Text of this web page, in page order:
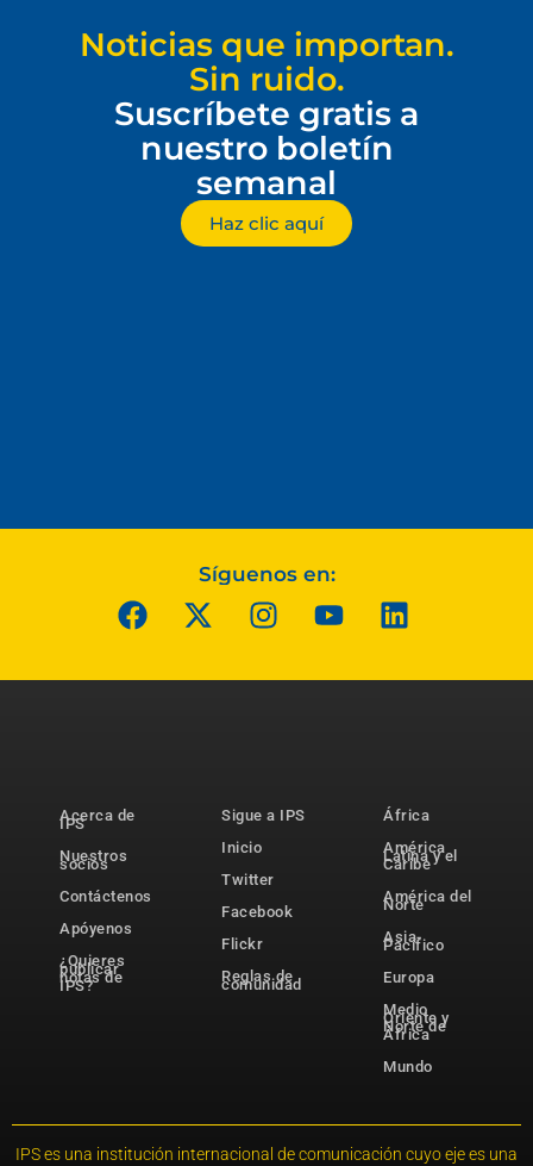
Noticias que importan.
Sin ruido.
Suscríbete gratis a
nuestro boletín
semanal
Haz clic aquí
Síguenos en:
Acerca de
IPS
Nuestros
socios
Contáctenos
Apóyenos
¿Quieres
publicar
notas de
IPS?
Sigue a IPS
Inicio
Twitter
Facebook
Flickr
Reglas de
comunidad
África
América
Latina y el
Caribe
América del
Norte
Asia-
Pacífico
Europa
Medio
Oriente y
Norte de
África
Mundo
IPS es una institución internacional de comunicación cuyo eje es una